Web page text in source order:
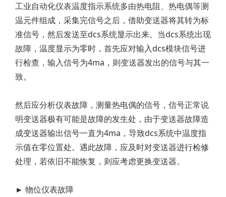
工业自动化仪表温度指示系统多由热电阻、热电偶等测
温元件组成，采集完信号之后，借助变送器将其转为标
准信号，然后发送至dcs系统显示出来。当dcs系统出现
故障，温度显示为零时，首先应对输入dcs模块信号进
行检查，输入信号为4ma，则变送器发出的信号与其一
致。
然后应分析仪表故障，测量热电偶的信号，信号正常说
明变送器极有可能是故障的发生处，由于变送器故障造
成变送器输出信号一直为4ma，导致dcs系统中温度指
示值在零位置处。遇此故障，应及时对变送器进行检修
处理，若依旧不能恢复，则应考虑更换变送器。
► 物位仪表故障